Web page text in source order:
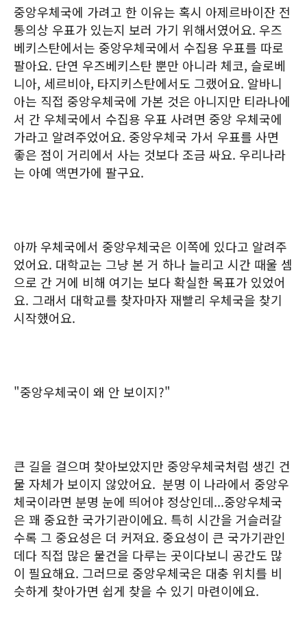
중앙우체국에 가려고 한 이유는 혹시 아제르바이잔 전
통의상 우표가 있는지 보러 가기 위해서였어요. 우즈
베키스탄에서는 중앙우체국에서 수집용 우표를 따로
팔아요. 단연 우즈베키스탄 뿐만 아니라 체코, 슬로베
니아, 세르비아, 타지키스탄에서도 그랬어요. 알바니
아는 직접 중앙우체국에 가본 것은 아니지만 티라나에
서 간 우체국에서 수집용 우표 사려면 중앙 우체국에
가라고 알려주었어요. 중앙우체국 가서 우표를 사면
좋은 점이 거리에서 사는 것보다 조금 싸요. 우리나라
는 아예 액면가에 팔구요.
아까 우체국에서 중앙우체국은 이쪽에 있다고 알려주
었어요. 대학교는 그냥 본 거 하나 늘리고 시간 때울 셈
으로 간 거에 비해 여기는 보다 확실한 목표가 있었어
요. 그래서 대학교를 찾자마자 재빨리 우체국을 찾기
시작했어요.
"중앙우체국이 왜 안 보이지?"
큰 길을 걸으며 찾아보았지만 중앙우체국처럼 생긴 건
물 자체가 보이지 않았어요. 분명 이 나라에서 중앙우
체국이라면 분명 눈에 띄어야 정상인데...중앙우체국
은 꽤 중요한 국가기관이에요. 특히 시간을 거슬러갈
수록 그 중요성은 더 커져요. 중요성이 큰 국가기관인
데다 직접 많은 물건을 다루는 곳이다보니 공간도 많
이 필요해요. 그러므로 중앙우체국은 대충 위치를 비
슷하게 찾아가면 쉽게 찾을 수 있기 마련이에요.